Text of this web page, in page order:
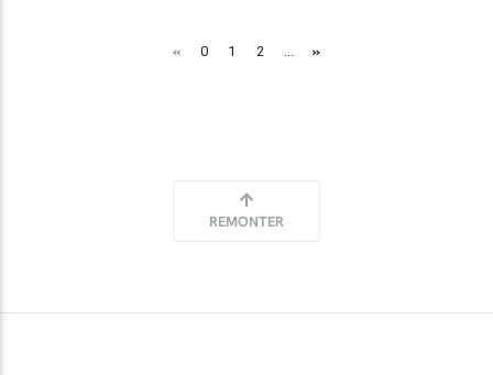
« 0 1 2 »
REMONTER